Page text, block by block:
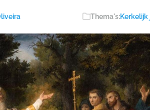
Thema's:Kerkelijk